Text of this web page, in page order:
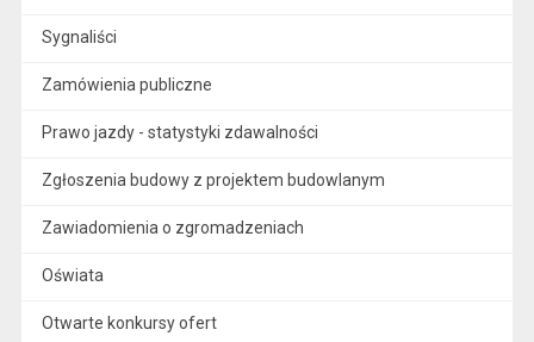
Sygnaliści
Zamówienia publiczne
Prawo jazdy - statystyki zdawalności
Zgłoszenia budowy z projektem budowlanym
Zawiadomienia o zgromadzeniach
Oświata
Otwarte konkursy ofert